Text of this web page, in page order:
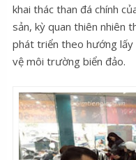
khai thác than đá chính
sản, kỳ quan thiên nhiên
phát triển theo hướng
vệ môi trường biển đảo.